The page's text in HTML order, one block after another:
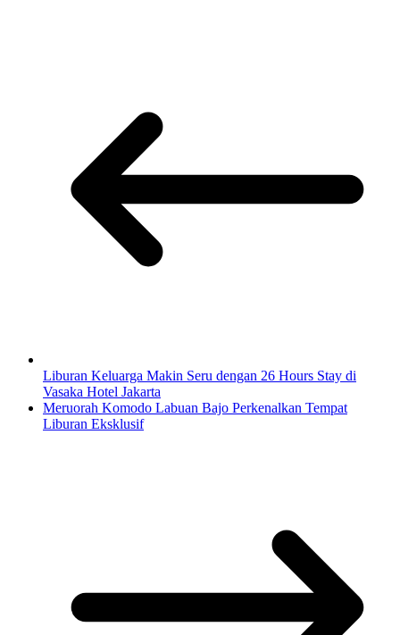
Liburan Keluarga Makin Seru dengan 26 Hours Stay di
Vasaka Hotel Jakarta
Meruorah Komodo Labuan Bajo Perkenalkan Tempat
Liburan Eksklusif